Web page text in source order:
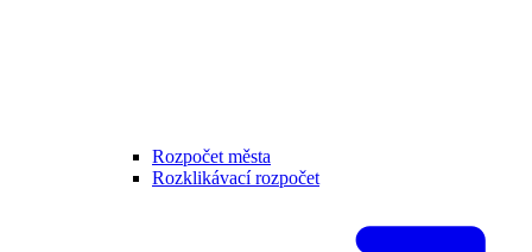
Rozpočet města
Rozklikávací rozpočet